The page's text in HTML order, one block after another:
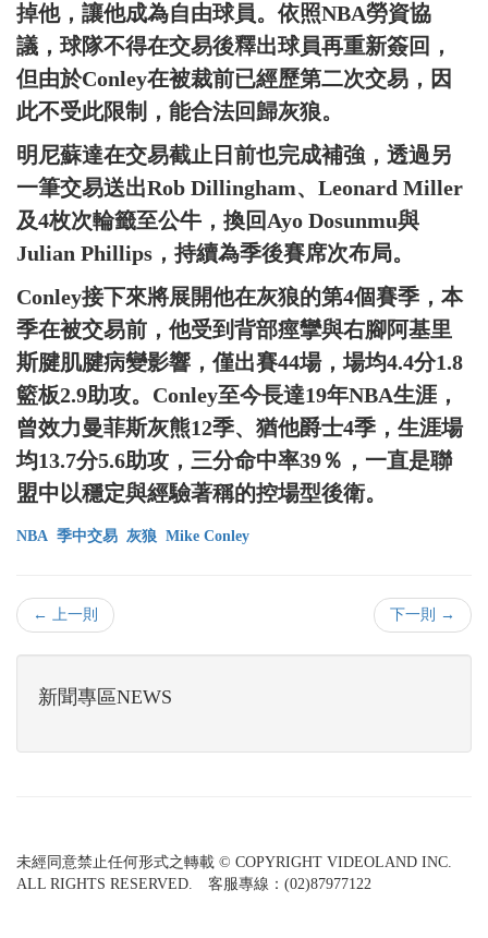
掉他，讓他成為自由球員。依照NBA勞資協
議，球隊不得在交易後釋出球員再重新簽回，
但由於Conley在被裁前已經歷第二次交易，因
此不受此限制，能合法回歸灰狼。
明尼蘇達在交易截止日前也完成補強，透過另
一筆交易送出Rob Dillingham、Leonard Miller
及4枚次輪籤至公牛，換回Ayo Dosunmu與
Julian Phillips，持續為季後賽席次布局。
Conley接下來將展開他在灰狼的第4個賽季，本
季在被交易前，他受到背部痙攣與右腳阿基里
斯腱肌腱病變影響，僅出賽44場，場均4.4分1.8
籃板2.9助攻。Conley至今長達19年NBA生涯，
曾效力曼菲斯灰熊12季、猶他爵士4季，生涯場
均13.7分5.6助攻，三分命中率39％，一直是聯
盟中以穩定與經驗著稱的控場型後衛。
NBA 季中交易 灰狼 Mike Conley
← 上一則 下一則 →
新聞專區NEWS
未經同意禁止任何形式之轉載 © COPYRIGHT VIDEOLAND INC.
ALL RIGHTS RESERVED. 客服專線：(02)87977122